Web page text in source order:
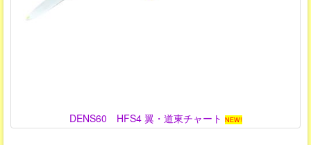
DENS60 HFS4 翼・道東チャート NEW!